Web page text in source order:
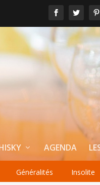
AGENDA
Généralités Insolite